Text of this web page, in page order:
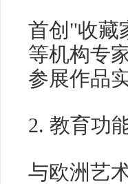
首创"收藏
等机构专
参展作品
2. 教育功
与欧洲艺